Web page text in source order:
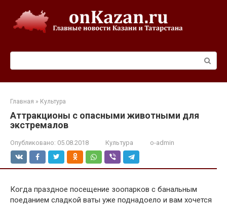
контенту
Главная » Культура
Аттракционы с опасными животными для
экстремалов
Опубликовано: 05.08.2018 Культура o-admin
Когда праздное посещение зоопарков с банальным
поеданием сладкой ваты уже поднадоело и вам хочется